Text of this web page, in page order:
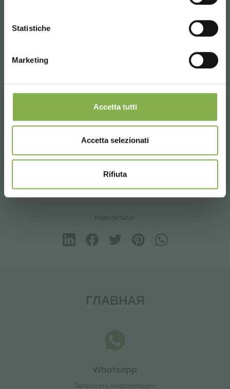
Statistiche
Marketing
Accetta tutti
Accetta selezionati
Rifiuta
OPTIONAL: wood central Flower pot
СОПУТСТВУЮЩИЕ ТОВАРЫ
Подборка лучших продуктов для продажи на
orlandelli.it
поделиться
ГЛАВНАЯ
Whatsapp
Запросить информацию